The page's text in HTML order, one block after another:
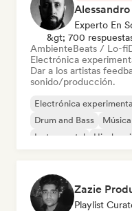
Experto En
&gt; 700
AmbienteBeats / Lo-fi
Electrónica
Dar a los artistas
sonido/producción.
Electrónica
Drum and Bass
Instrumental
Hip-hop
Zazie
Playlist